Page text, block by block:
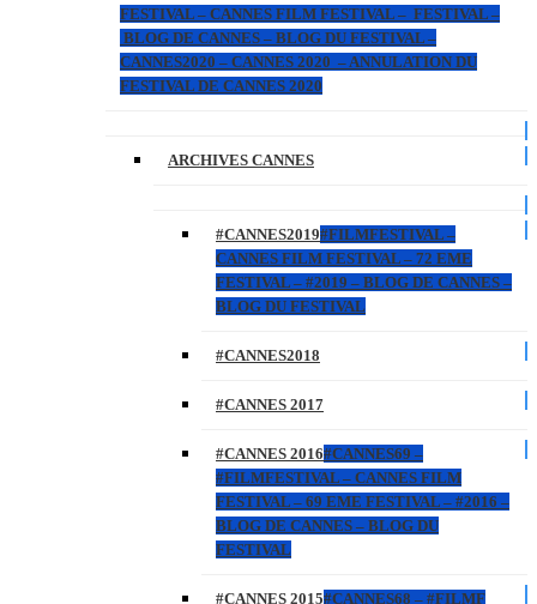
FESTIVAL – CANNES FILM FESTIVAL – FESTIVAL –
BLOG DE CANNES – BLOG DU FESTIVAL –
CANNES2020 – CANNES 2020 – ANNULATION DU
FESTIVAL DE CANNES 2020
ARCHIVES CANNES
#CANNES2019#FILMFESTIVAL –
CANNES FILM FESTIVAL – 72 EME
FESTIVAL – #2019 – BLOG DE CANNES –
BLOG DU FESTIVAL
#CANNES2018
#CANNES 2017
#CANNES 2016#CANNES69 –
#FILMFESTIVAL – CANNES FILM
FESTIVAL – 69 EME FESTIVAL – #2016 –
BLOG DE CANNES – BLOG DU
FESTIVAL
#CANNES 2015#CANNES68 – #FILMF